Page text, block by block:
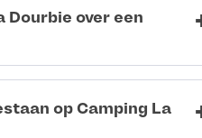
Dourbie over een
op Camping La